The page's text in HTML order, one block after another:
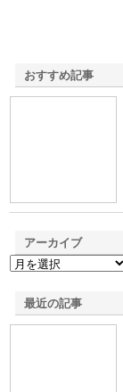
おすすめ記事
アーカイブ
最近の記事